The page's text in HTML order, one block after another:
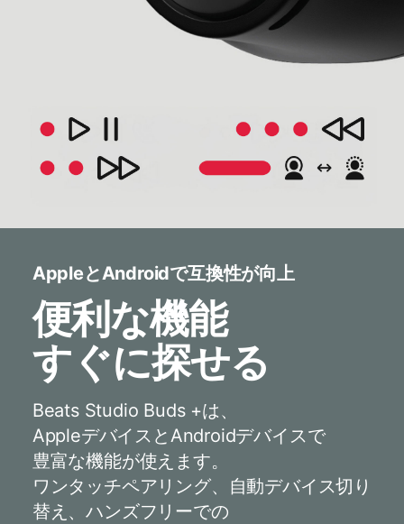
Appleと​​Androidで​​互換性が​​向上
便利な​​機能
すぐに​​探せる
Beats Studio Buds +は、​​
Appleデバイスと​​Androidデバイスで​​
豊富な​​機能が​​使えます。​​
ワンタッチペアリング、​​自動デバイス切り​
替え、​​ハンズフリーでの​​